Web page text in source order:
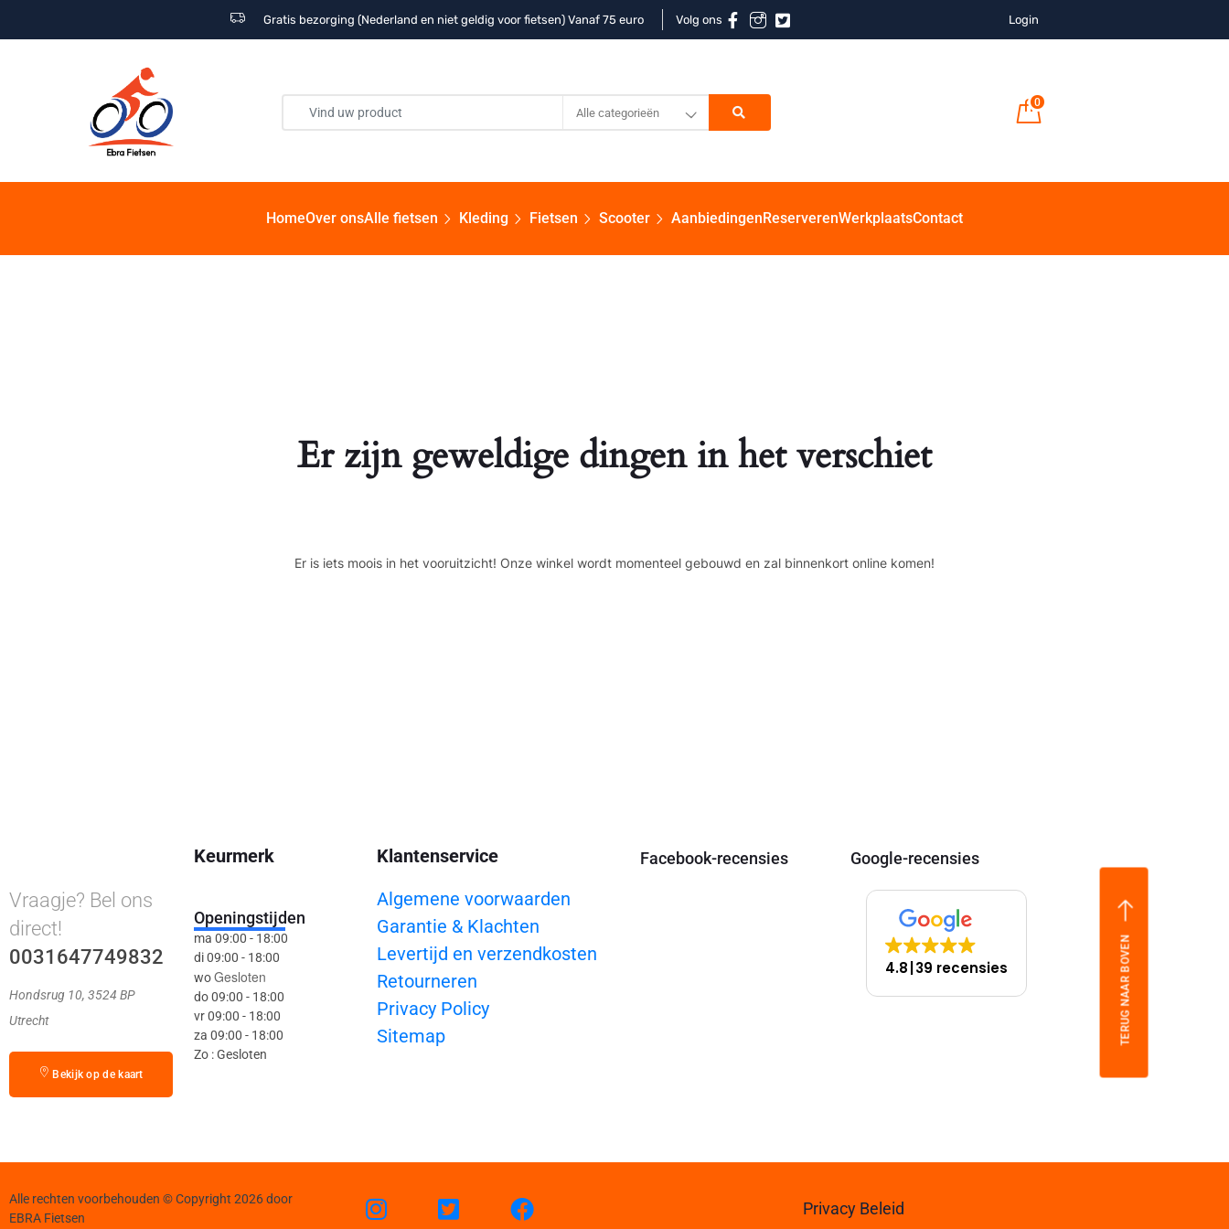
Gratis bezorging (Nederland en niet geldig voor fietsen) Vanaf 75 euro Volg ons Login
Alle categorieën
0
HomeOver onsAlle fietsen Kleding Fietsen Scooter AanbiedingenReserverenWerkplaatsContact
Er zijn geweldige dingen in het verschiet
Er is iets moois in het vooruitzicht! Onze winkel wordt momenteel gebouwd en zal binnenkort online komen!
Vraagje? Bel ons
direct!
0031647749832
Hondsrug 10, 3524 BP
Utrecht
Bekijk op de kaart
Keurmerk
Openingstijden
ma 09:00 - 18:00
di 09:00 - 18:00
woGesloten
do 09:00 - 18:00
vr 09:00 - 18:00
za 09:00 - 18:00
Zo : Gesloten
Klantenservice
Algemene voorwaarden
Garantie & Klachten
Levertijd en verzendkosten
Retourneren
Privacy Policy
Sitemap
Facebook-recensies Google-recensies
4.8 39 recensies TERUG NAAR BOVEN
Alle rechten voorbehouden © Copyright 2026 door
EBRA Fietsen
Privacy Beleid